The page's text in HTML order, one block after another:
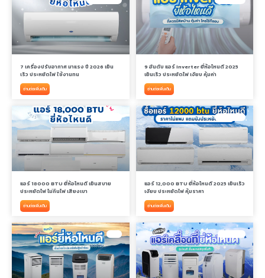
7 เครื่องปรับอากาศ มาแรง ปี 2026 เย็น
เร็ว ประหยัดไฟ ใช้งานทน
อ่านต่อเพิ่มเติม
9 อันดับ แอร์ Inverter ยี่ห้อไหนดี 2025
เย็นเร็ว ประหยัดไฟ เงียบ คุ้มค่า
อ่านต่อเพิ่มเติม
แอร์ 18000 BTU ยี่ห้อไหนดี เย็นสบาย
ประหยัดไฟ ไม่กินไฟ เสียงเบา
อ่านต่อเพิ่มเติม
แอร์ 12,000 BTU ยี่ห้อไหนดี 2025 เย็นเร็ว
เงียบ ประหยัดไฟ คุ้มราคา
อ่านต่อเพิ่มเติม